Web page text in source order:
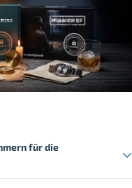
für die